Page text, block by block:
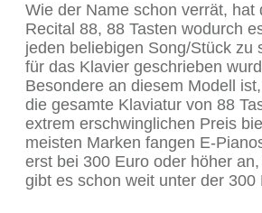
Wie der Name schon verrät, hat
Recital 88, 88 Tasten wodurch
jeden beliebigen Song/Stück zu
für das Klavier geschrieben
Besondere an diesem Modell
die gesamte Klaviatur von 88
extrem erschwinglichen Preis
meisten Marken fangen E-
erst bei 300 Euro oder höher an,
gibt es schon weit unter der 300